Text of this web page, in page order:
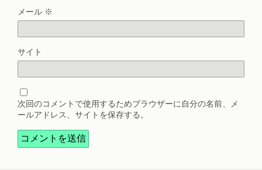
メール ※
サイト
次回のコメントで使用するためブラウザーに自分の名前、メ
ールアドレス、サイトを保存する。